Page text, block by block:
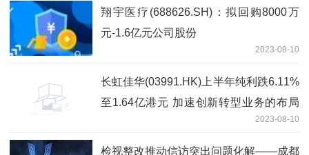
翔宇医疗(688626.SH)：拟回购8000万
元-1.6亿元公司股份
2023-08-10
长虹佳华(03991.HK)上半年纯利跌6.11%
至1.64亿港元 加速创新转型业务的布局
2023-08-10
检视整改推动信访突出问题化解——成都